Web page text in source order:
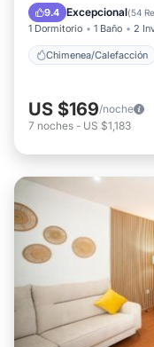
9.4 Excepcional(54
1 Dormitorio 1 Baño 2
Chimenea/Calefacción
Aire
US $169/noche
7 noches - US $1,183